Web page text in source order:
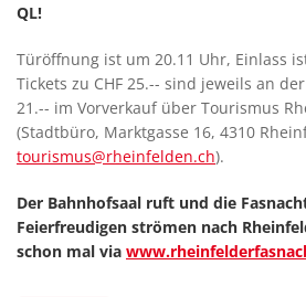
QL!
Türöffnung ist um 20.11 Uhr, Einlass
Tickets zu CHF 25.-- sind jeweils an
21.-- im Vorverkauf über Tourismus
(Stadtbüro, Marktgasse 16, 4310
tourismus@rheinfelden.ch).
Der Bahnhofsaal ruft und die
Feierfreudigen strömen nach
schon mal via